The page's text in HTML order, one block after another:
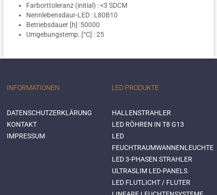
Farborttoleranz (initial) : <3 SDCM
Nennlebensdaur-LED : L80B10
Betriebsdauer [h] :50000
Umgebungstemp. [°C] : 25
INFORMATIONEN
DATENSCHUTZERKLÄRUNG
KONTAKT
IMPRESSUM
LED PRODUKTE
HALLENSTRAHLER
LED RÖHREN IN T8 G13
LED
FEUCHTRAUMWANNENLEUCHTE
LED 3-PHASEN STRAHLER
ULTRASLIM LED-PANELS
LED FLUTLICHT / FLUTER